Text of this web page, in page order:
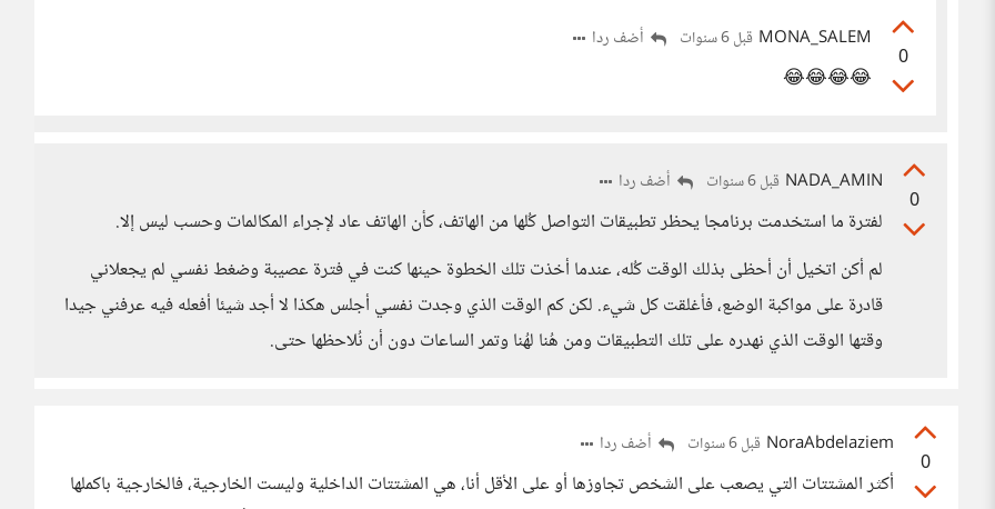
0
MONA_SALEM قبل 6 سنوات أضف ردا
😂😂😂😂
0
NADA_AMIN قبل 6 سنوات أضف ردا
لفترة ما استخدمت برنامجا يحظر تطبيقات التواصل كُلها من الهاتف، كأن الهاتف عاد لإجراء المكالمات وحسب ليس إلا.
لم أكن اتخيل أن أحظى بذلك الوقت كُله، عندما أخذت تلك الخطوة حينها كنت في فترة عصيبة وضغط نفسي لم يجعلاني
قادرة على مواكبة الوضع، فأغلقت كل شيء. لكن كم الوقت الذي وجدت نفسي أجلس هكذا لا أجد شيئا أفعله فيه عرفني جيدا
وقتها الوقت الذي نهدره على تلك التطبيقات ومن هُنا لهُنا وتمر الساعات دون أن نُلاحظها حتى.
0
NoraAbdelaziem قبل 6 سنوات أضف ردا
أكثر المشتتات التي يصعب على الشخص تجاوزها أو على الأقل أنا، هي المشتتات الداخلية وليست الخارجية، فالخارجية باكملها